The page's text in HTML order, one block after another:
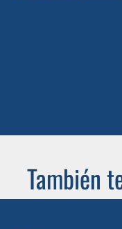
También